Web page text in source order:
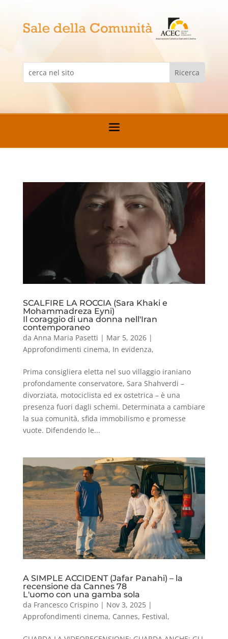
SCALFIRE LA ROCCIA (Sara Khaki e
Mohammadreza Eyni)
Il coraggio di una donna nell'Iran
contemporaneo
da Anna Maria Pasetti | Mar 5, 2026|
Approfondimenti cinema, In evidenza,
Prima consigliera eletta nel suo villaggio iraniano
profondamente conservatore, Sara Shahverdi –
divorziata, motociclista ed ex ostetrica – è una
presenza fuori dagli schemi. Determinata a cambiare
la sua comunità, sfida immobilismo e promesse
vuote. Difendendo le...
A SIMPLE ACCIDENT (Jafar Panahi) – la
recensione da Cannes 78
L'uomo con una gamba sola
da Francesco Crispino| Nov 3, 2025|
Approfondimenti cinema, Cannes, Festival,